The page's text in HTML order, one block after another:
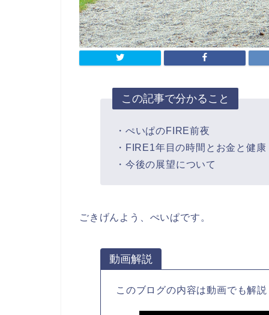
この記事で分かること
・ぺいぱのFIRE前夜
・FIRE1年目の時間とお金と健康
・今後の展望について
ごきげんよう、ぺいぱです。
動画解説
このブログの内容は動画でも解